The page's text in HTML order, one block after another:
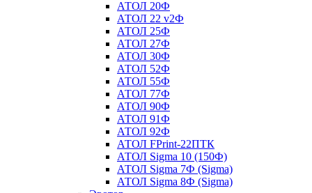
АТОЛ 20Ф
АТОЛ 22 v2Ф
АТОЛ 25Ф
АТОЛ 27Ф
АТОЛ 30Ф
АТОЛ 52Ф
АТОЛ 55Ф
АТОЛ 77Ф
АТОЛ 90Ф
АТОЛ 91Ф
АТОЛ 92Ф
АТОЛ FPrint-22ПТК
АТОЛ Sigma 10 (150Ф)
АТОЛ Sigma 7Ф (Sigma)
АТОЛ Sigma 8Ф (Sigma)